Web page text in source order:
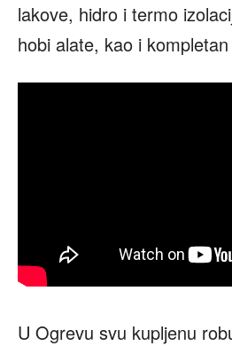
lakove, hidro i termo
hobi alate, kao i
U Ogrevu svu kupljenu